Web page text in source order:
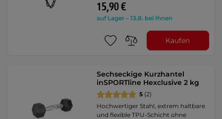
15,90 €
auf Lager – 13.8. bei Ihnen
Kaufen
Sechseckige Kurzhantel
inSPORTline Hexclusive 2 kg
5 (2)
Hochwertiger Stahl, extrem haltbare
und flexible TPU-Schicht ohne